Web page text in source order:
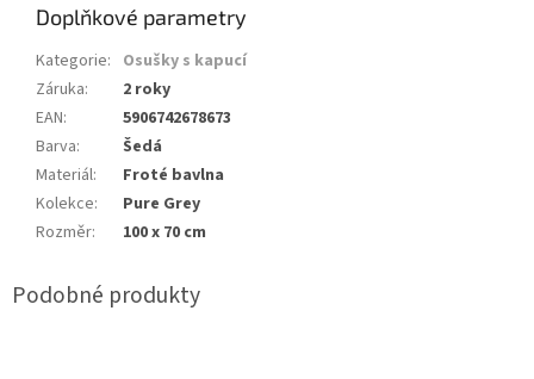
Doplňkové parametry
Kategorie: Osušky s kapucí
Záruka:
2 roky
EAN:
5906742678673
Barva:
Šedá
Materiál:
Froté bavlna
Kolekce:
Pure Grey
Rozměr: 100 x 70 cm